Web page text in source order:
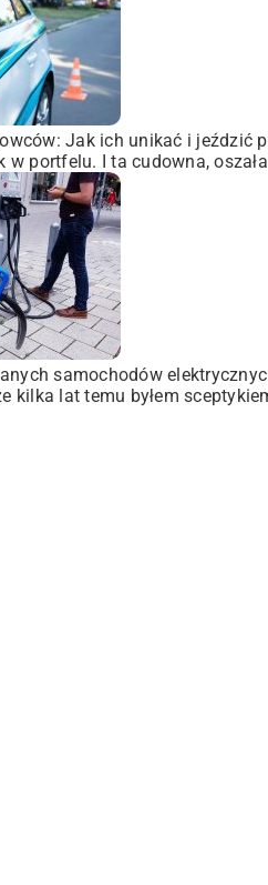
Jak ich unikać i jeździć
w portfelu. I ta cudowna,
samochodów
kilka lat temu byłem